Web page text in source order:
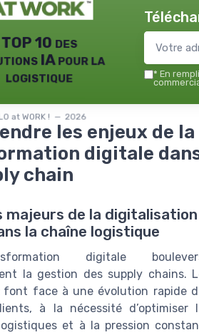
TOP 10 des
IA pour la
logistique
at WORK ! — 2026
* En
les enjeux de la
digitale
chain
majeurs de la digitalisation
la chaîne logistique
digitale
la gestion des supply chains.
font face à une évolution rapide
à la nécessité d’optimiser
et à la pression